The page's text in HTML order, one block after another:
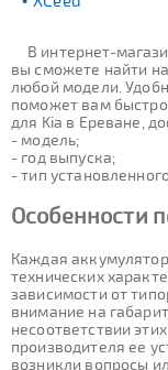
В интернет-
вы сможете найти
любой модели.
поможет вам быстро
для Kia в Ереване,
- модель;
- год выпуска;
- тип
Особенности
Каждая
технических
зависимости от
внимание на
несоответствии
производителя ее
возникли вопросы